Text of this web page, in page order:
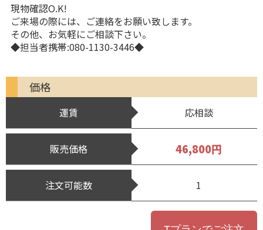
現物確認O.K!
ご来場の際には、ご連絡をお願い致します。
その他、お気軽にご相談下さい。
◆担当者携帯:080-1130-3446◆
価格
運賃 応相談
販売価格 46,800円
注文可能数 1